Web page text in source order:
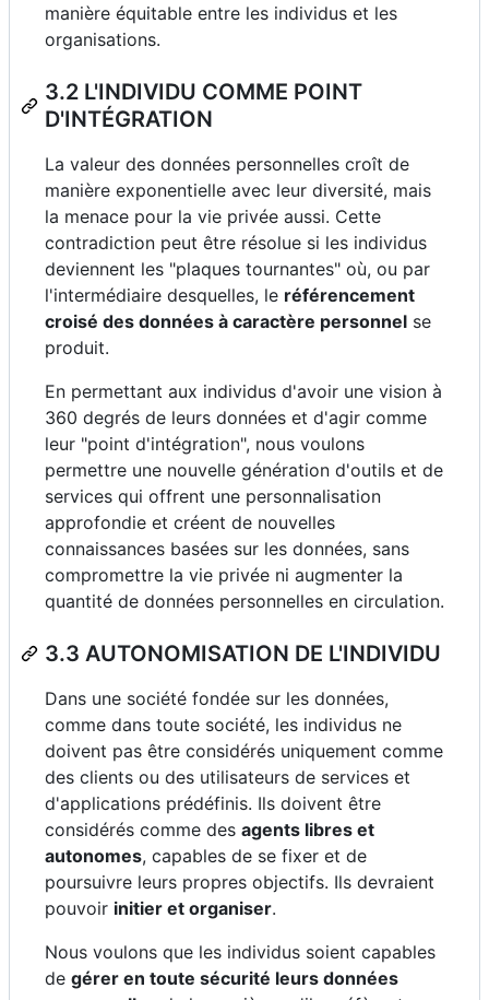
manière équitable entre les individus et les
organisations.
3.2 L'INDIVIDU COMME POINT
D'INTÉGRATION
La valeur des données personnelles croît de
manière exponentielle avec leur diversité, mais
la menace pour la vie privée aussi. Cette
contradiction peut être résolue si les individus
deviennent les "plaques tournantes" où, ou par
l'intermédiaire desquelles, le référencement
croisé des données à caractère personnel se
produit.
En permettant aux individus d'avoir une vision à
360 degrés de leurs données et d'agir comme
leur "point d'intégration", nous voulons
permettre une nouvelle génération d'outils et de
services qui offrent une personnalisation
approfondie et créent de nouvelles
connaissances basées sur les données, sans
compromettre la vie privée ni augmenter la
quantité de données personnelles en circulation.
3.3 AUTONOMISATION DE L'INDIVIDU
Dans une société fondée sur les données,
comme dans toute société, les individus ne
doivent pas être considérés uniquement comme
des clients ou des utilisateurs de services et
d'applications prédéfinis. Ils doivent être
considérés comme des agents libres et
autonomes, capables de se fixer et de
poursuivre leurs propres objectifs. Ils devraient
pouvoir initier et organiser.
Nous voulons que les individus soient capables
de gérer en toute sécurité leurs données